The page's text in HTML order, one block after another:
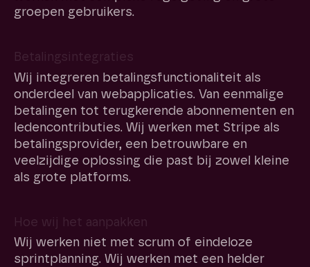
groepen gebruikers.
Betalingsintegraties
Wij integreren betalingsfunctionaliteit als
onderdeel van webapplicaties. Van eenmalige
betalingen tot terugkerende abonnementen en
ledencontributies. Wij werken met Stripe als
betalingsprovider, een betrouwbare en
veelzijdige oplossing die past bij zowel kleine
als grote platforms.
Hoe wij het aanpakken
Wij werken niet met scrum of eindeloze
sprintplanning. Wij werken met een helder